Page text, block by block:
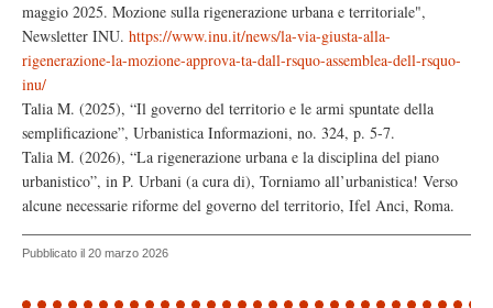
maggio 2025. Mozione sulla rigenerazione urbana e territoriale",
Newsletter INU. https://www.inu.it/news/la-via-giusta-alla-
rigenerazione-la-mozione-approva-ta-dall-rsquo-assemblea-dell-rsquo-
inu/
Talia M. (2025), “Il governo del territorio e le armi spuntate della
semplificazione”, Urbanistica Informazioni, no. 324, p. 5-7.
Talia M. (2026), “La rigenerazione urbana e la disciplina del piano
urbanistico”, in P. Urbani (a cura di), Torniamo all’urbanistica! Verso
alcune necessarie riforme del governo del territorio, Ifel Anci, Roma.
Pubblicato il 20 marzo 2026